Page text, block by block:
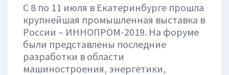
С 8 по 11 июля в Екатеринбурге прошла
крупнейшая промышленная выставка в
России – ИННОПРОМ-2019. На форуме
были представлены последние
разработки в области
машиностроения, энергетики,